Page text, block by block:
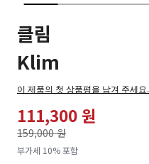
클림
Klim
이 제품의 첫 상품평을 남겨 주세요.
111,300 원
159,000 원
로
부가세 10% 포함